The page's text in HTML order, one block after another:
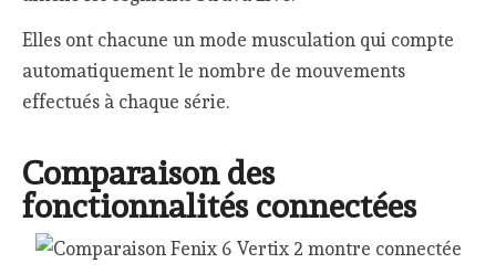
Elles ont chacune un mode musculation qui compte
automatiquement le nombre de mouvements
effectués à chaque série.
Comparaison des
fonctionnalités connectées